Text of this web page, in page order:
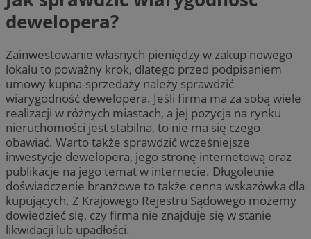
dewelopera?
Zainwestowanie własnych pieniędzy w zakup nowego
lokalu to poważny krok, dlatego przed podpisaniem
umowy kupna-sprzedaży należy sprawdzić
wiarygodność dewelopera. Jeśli firma ma za sobą wiele
realizacji w różnych miastach, a jej pozycja na rynku
nieruchomości jest stabilna, to nie ma się czego
obawiać. Warto także sprawdzić wcześniejsze
inwestycje dewelopera, jego stronę internetową oraz
publikacje na jego temat w internecie. Długoletnie
doświadczenie branżowe to także cenna wskazówka dla
kupujących. Z Krajowego Rejestru Sądowego możemy
dowiedzieć się, czy firma nie znajduje się w stanie
likwidacji lub upadłości.